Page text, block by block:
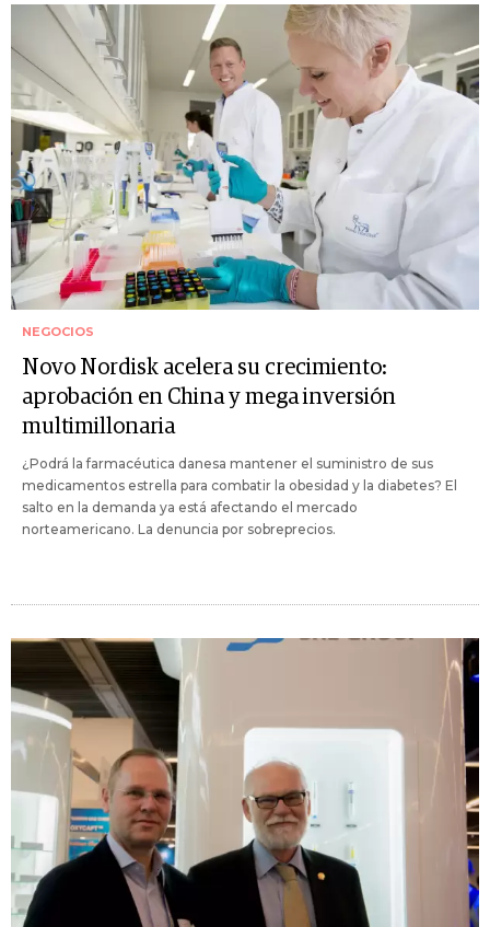
NEGOCIOS
Novo Nordisk acelera su crecimiento:
aprobación en China y mega inversión
multimillonaria
¿Podrá la farmacéutica danesa mantener el suministro de sus
medicamentos estrella para combatir la obesidad y la diabetes? El
salto en la demanda ya está afectando el mercado
norteamericano. La denuncia por sobreprecios.